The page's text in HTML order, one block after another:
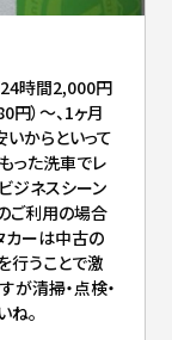
24時間2,000円
）～、1ヶ月
からといって
った洗車でレ
ジネスシーン
ご利用の場合
カーは中古の
行うことで激
が清掃・点検・
。